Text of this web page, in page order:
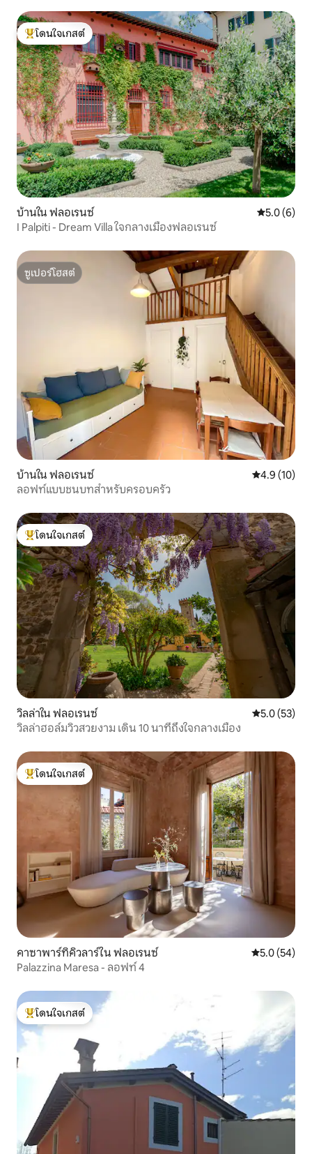
โดนใจเกสต์ที่สุด
โดนใจเกสต์
บ้านใน ฟลอเรนซ์ คะแนนเฉลี่
5.0 (6)
I Palpiti - Dream Villa ใจกลางเมืองฟลอเรนซ์
ซูเปอร์โฮสต์
ซูเปอร์โฮสต์
บ้านใน ฟลอเรนซ์ คะแนนเฉลี่ย
4.9 (10)
ลอฟท์แบบชนบทสำหรับครอบครัว
โดนใจเกสต์ที่สุด
โดนใจเกสต์
วิลล่าใน ฟลอเรนซ์ คะแนนเฉลี่ย
5.0 (53)
วิลล่าฮอล์มวิวสวยงาม เดิน 10 นาทีถึงใจกลางเมือง
โดนใจเกสต์ที่สุด
โดนใจเกสต์
คาซาพาร์ทิคิวลาร์ใน ฟลอเรนซ์ คะแนนเฉลี่ย
5.0 (54)
Palazzina Maresa - ลอฟท์ 4
โดนใจเกสต์ที่สุด
โดนใจเกสต์